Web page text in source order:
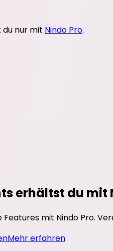
nur mit Nindo Pro.
erhältst du mit
mit Nindo Pro.
Mehr erfahren